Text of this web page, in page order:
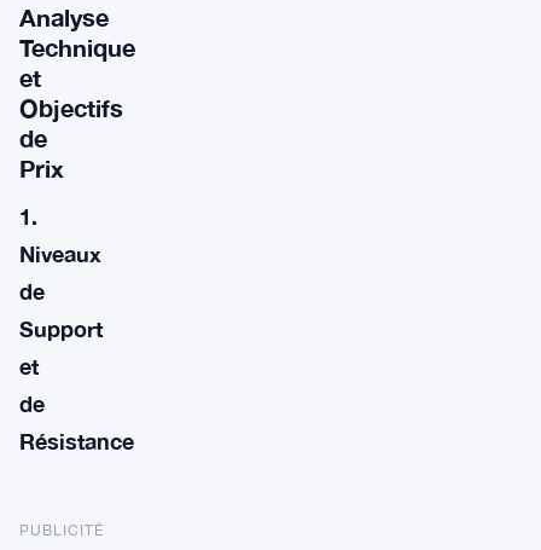
Analyse
Technique
et
Objectifs
de
Prix
1.
Niveaux
de
Support
et
de
Résistance
PUBLICITÉ